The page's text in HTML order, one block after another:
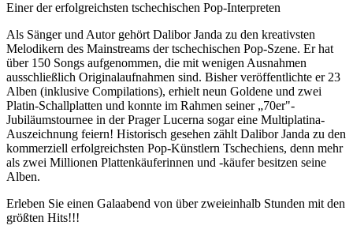
Einer der erfolgreichsten tschechischen Pop-Interpreten
Als Sänger und Autor gehört Dalibor Janda zu den kreativsten
Melodikern des Mainstreams der tschechischen Pop-Szene. Er hat
über 150 Songs aufgenommen, die mit wenigen Ausnahmen
ausschließlich Originalaufnahmen sind. Bisher veröffentlichte er 23
Alben (inklusive Compilations), erhielt neun Goldene und zwei
Platin-Schallplatten und konnte im Rahmen seiner „70er"-
Jubiläumstournee in der Prager Lucerna sogar eine Multiplatina-
Auszeichnung feiern! Historisch gesehen zählt Dalibor Janda zu den
kommerziell erfolgreichsten Pop-Künstlern Tschechiens, denn mehr
als zwei Millionen Plattenkäuferinnen und -käufer besitzen seine
Alben.
Erleben Sie einen Galaabend von über zweieinhalb Stunden mit den
größten Hits!!!